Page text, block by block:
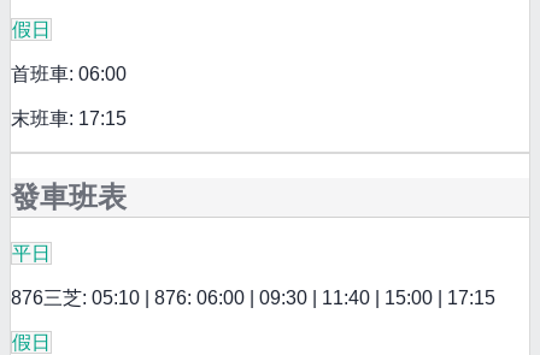
假日
首班車: 06:00
末班車: 17:15
發車班表
平日
876三芝: 05:10 | 876: 06:00 | 09:30 | 11:40 | 15:00 | 17:15
假日